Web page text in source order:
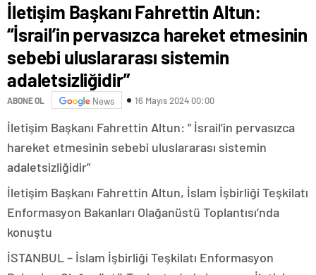
İletişim Başkanı Fahrettin Altun:
“İsrail’in pervasızca hareket etmesinin
sebebi uluslararası sistemin
adaletsizliğidir”
ABONE OL News 16 Mayıs 2024 00:00
İletişim Başkanı Fahrettin Altun: ” İsrail’in pervasızca
hareket etmesinin sebebi uluslararası sistemin
adaletsizliğidir”
İletişim Başkanı Fahrettin Altun, İslam İşbirliği Teşkilatı
Enformasyon Bakanları Olağanüstü Toplantısı’nda
konuştu
İSTANBUL – İslam İşbirliği Teşkilatı Enformasyon